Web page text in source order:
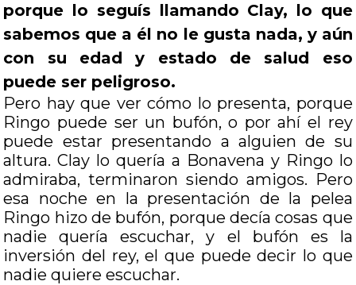
porque lo seguís llamando Clay, lo que
sabemos que a él no le gusta nada, y aún
con su edad y estado de salud eso
puede ser peligroso.
Pero hay que ver cómo lo presenta, porque
Ringo puede ser un bufón, o por ahí el rey
puede estar presentando a alguien de su
altura. Clay lo quería a Bonavena y Ringo lo
admiraba, terminaron siendo amigos. Pero
esa noche en la presentación de la pelea
Ringo hizo de bufón, porque decía cosas que
nadie quería escuchar, y el bufón es la
inversión del rey, el que puede decir lo que
nadie quiere escuchar.